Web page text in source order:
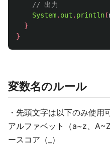
// 出力
System. out . println(
}
}
変数名のルール
・先頭文字は以下のみ使用
アルファベット（a~z、
ースコア（_）